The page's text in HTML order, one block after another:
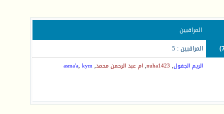
المراقبين
المراقبين : 5
الريم الجفول,
nuha1423
, ام عبد الرحمن محمد,
asma'a, kym